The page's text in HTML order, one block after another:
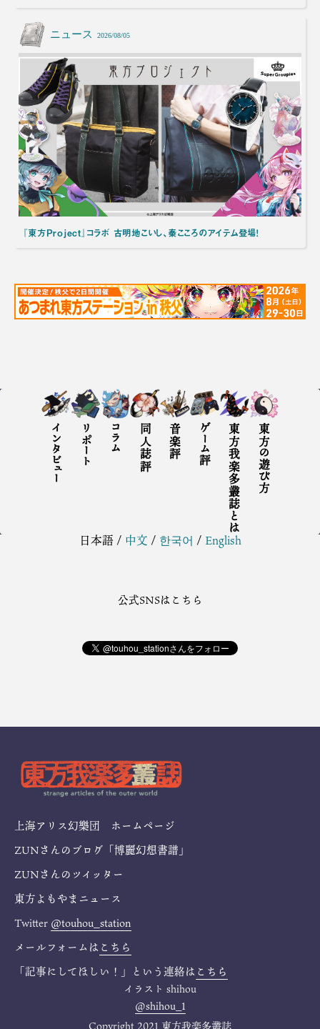
ニュース 2026/08/05
『東方Project』コラボ 古明地こいし、秦こころのアイテム登場！
インタビュー リポート コラム 同人誌評 音楽評 ゲーム評 東方我楽多叢誌とは 東方の遊び方
日本語/ 中文 / 한국어 / English
公式SNSはこちら
上海アリス幻樂団 ホームページ
ZUNさんのブログ「博麗幻想書譜」
ZUNさんのツイッター
東方よもやまニュース
Twitter @touhou_station
メールフォームは こちら
「記事にしてほしい！」という連絡は こちら
イラスト shihou
@shihou_1
Copyright 2021 東方我楽多叢誌